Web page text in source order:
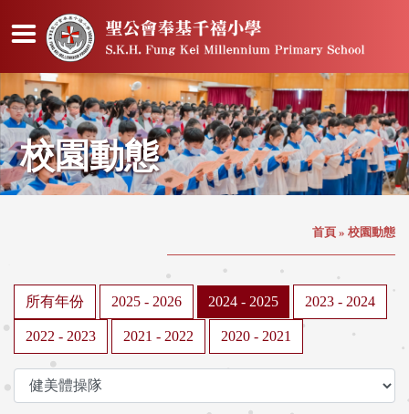
校園動態
首頁 » 校園動態
所有年份 2025 - 2026 2024 - 2025 2023 - 2024
2022 - 2023 2021 - 2022 2020 - 2021